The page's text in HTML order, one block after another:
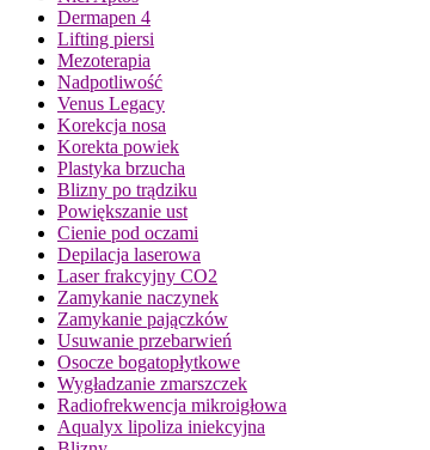
Dermapen 4
Lifting piersi
Mezoterapia
Nadpotliwość
Venus Legacy
Korekcja nosa
Korekta powiek
Plastyka brzucha
Blizny po trądziku
Powiększanie ust
Cienie pod oczami
Depilacja laserowa
Laser frakcyjny CO2
Zamykanie naczynek
Zamykanie pajączków
Usuwanie przebarwień
Osocze bogatopłytkowe
Wygładzanie zmarszczek
Radiofrekwencja mikroigłowa
Aqualyx lipoliza iniekcyjna